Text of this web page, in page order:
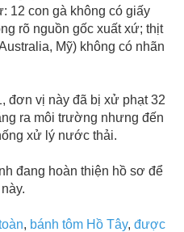
12 con gà không có giấy
rõ nguồn gốc xuất xứ; thịt
Mỹ) không có nhãn
đơn vị này đã bị xử phạt 32
ra môi trường nhưng đến
xử lý nước thải.
đang hoàn thiện hồ sơ để
, bánh tôm Hồ Tây, được